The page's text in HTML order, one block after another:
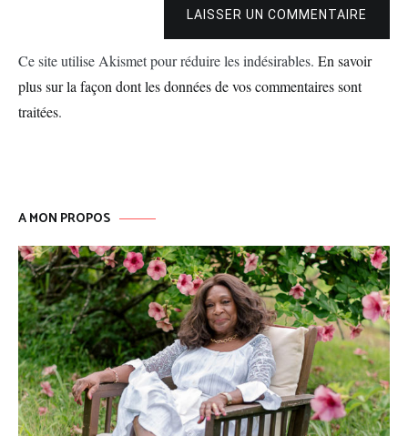
LAISSER UN COMMENTAIRE
Ce site utilise Akismet pour réduire les indésirables. En savoir
plus sur la façon dont les données de vos commentaires sont
traitées.
A MON PROPOS